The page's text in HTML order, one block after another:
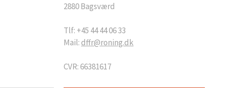
2880 Bagsværd
Tlf: +45 44 44 06 33
Mail:dffr@roning.dk
CVR: 66381617